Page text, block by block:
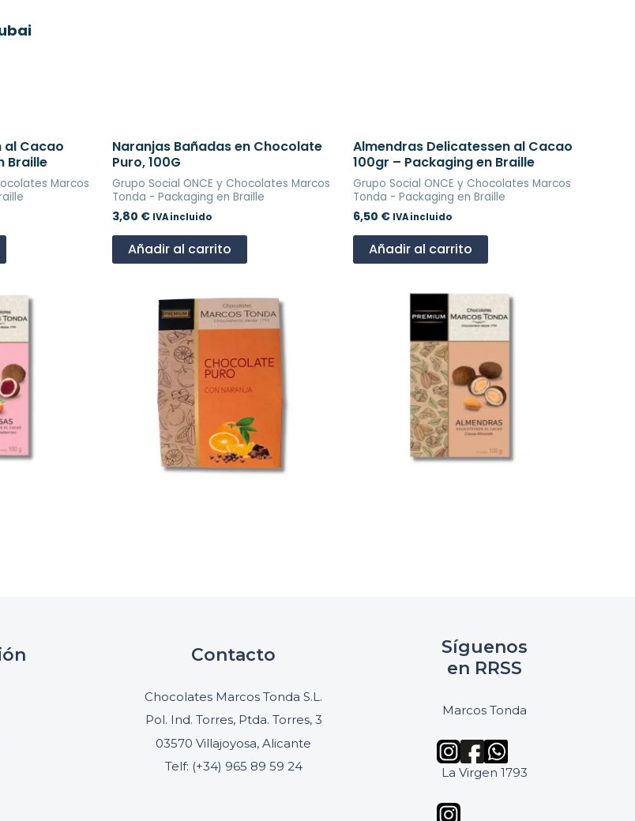
al Cacao
Braille
Marcos
Naranjas Bañadas en Chocolate
Puro, 100G
Grupo Social ONCE y Chocolates Marcos
Tonda - Packaging en Braille
3,80 € IVA incluido
Añadir al carrito
Almendras Delicatessen al Cacao
100gr – Packaging en Braille
Grupo Social ONCE y Chocolates Marcos
Tonda - Packaging en Braille
6,50 € IVA incluido
Añadir al carrito
Contacto
Chocolates Marcos Tonda S.L.
Pol. Ind. Torres, Ptda. Torres, 3
03570 Villajoyosa, Alicante
Telf: (+34) 965 89 59 24
Síguenos
en RRSS
Marcos Tonda
La Virgen 1793